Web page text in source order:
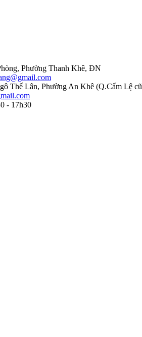
Phường Thanh Khê, ĐN
Thế Lân, Phường An Khê (Q.Cẩm Lệ
- 17h30